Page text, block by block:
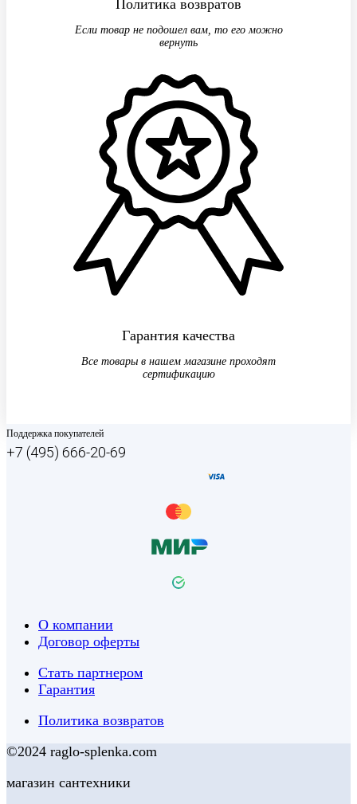
Политика возвратов
Если товар не подошел вам, то его можно
вернуть
Гарантия качества
Все товары в нашем магазине проходят
сертификацию
Поддержка покупателей
+7 (495) 666-20-69
О компании
Договор оферты
Стать партнером
Гарантия
Политика возвратов
©2024 raglo-splenka.com
магазин сантехники